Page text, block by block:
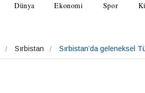
Dünya Ekonomi Spor
Sırbistan Sırbistan’da geleneksel